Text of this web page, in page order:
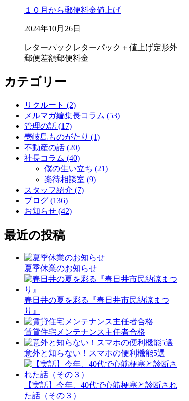
１０月から郵便料金値上げ
2024年10月26日
レターパック レターパック＋値上げ定形外
郵便差額郵便料金
カテゴリー
リクルート (2)
メルマガ編集長コラム (53)
管理の話 (17)
壱岐島ものがたり (1)
不動産の話 (20)
社長コラム (40)
僕の生い立ち (21)
楽待相談室 (9)
スタッフ紹介 (7)
ブログ (136)
お知らせ (42)
最近の投稿
夏季休業のお知らせ
春日井の夏を彩る『春日井市民納涼まつ
り』
賃貸住宅メンテナンス主任者合格
意外と知らない！スマホの便利機能5選
【実話】今年、40代で心筋梗塞と診断され
た話（その３）